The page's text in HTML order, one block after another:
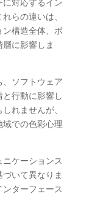
対応するイン
らの違いは、
構造全体、ボ
に影響しま
ソフトウェア
行動に影響し
れませんが、
での色彩心理
ケーションス
いて異なりま
ターフェース